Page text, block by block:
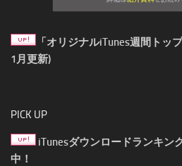
「オリジナルiTunes週間トッ
1月更新)
PICK UP
iTunesダウンロードランキン
中！